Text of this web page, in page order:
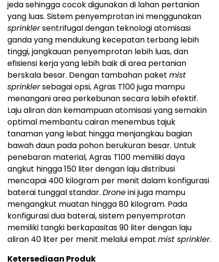
jeda sehingga cocok digunakan di lahan pertanian
yang luas. Sistem penyemprotan ini menggunakan
sprinklersentrifugal dengan teknologi atomisasi
ganda yang mendukung kecepatan terbang lebih
tinggi, jangkauan penyemprotan lebih luas, dan
efisiensi kerja yang lebih baik di area pertanian
berskala besar. Dengan tambahan paket mist
sprinklersebagai opsi, Agras T100 juga mampu
menangani area perkebunan secara lebih efektif.
Laju aliran dan kemampuan atomisasi yang semakin
optimal membantu cairan menembus tajuk
tanaman yang lebat hingga menjangkau bagian
bawah daun pada pohon berukuran besar. Untuk
penebaran material, Agras T100 memiliki daya
angkut hingga 150 liter dengan laju distribusi
mencapai 400 kilogram per menit dalam konfigurasi
baterai tunggal standar. Droneini juga mampu
mengangkut muatan hingga 80 kilogram. Pada
konfigurasi dua baterai, sistem penyemprotan
memiliki tangki berkapasitas 90 liter dengan laju
aliran 40 liter per menit melalui empat mist sprinkler.
Ketersediaan Produk